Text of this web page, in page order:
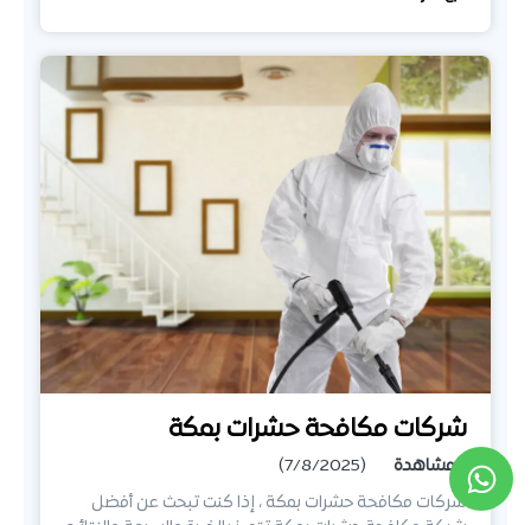
شركات مكافحة حشرات بمكة
مشاهدة
(7/8/2025)
شركات مكافحة حشرات بمكة ، إذا كنت تبحث عن أفضل